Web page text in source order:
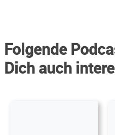
Folgende
Dich auch